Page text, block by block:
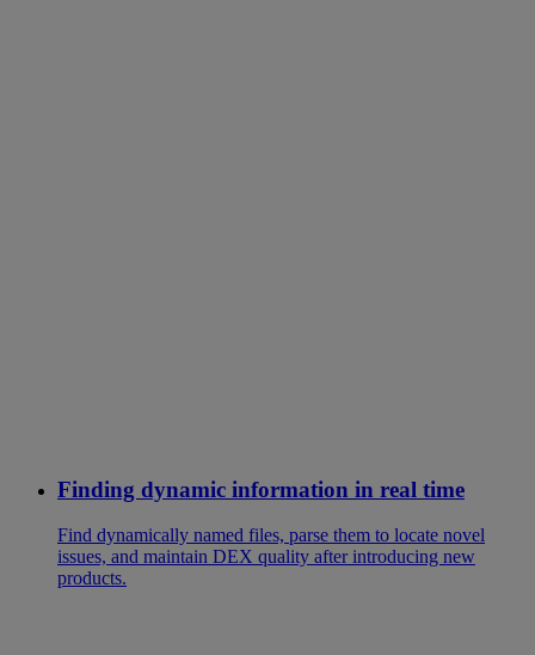
Finding dynamic information in real time
Find dynamically named files, parse them to locate novel
issues, and maintain DEX quality after introducing new
products.